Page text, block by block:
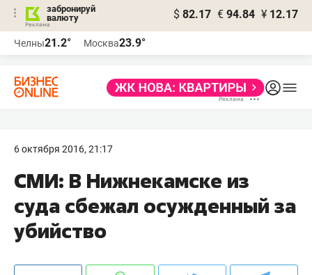
забронируй
валюту
$ 82.17 € 94.84 ¥ 12.17
Челны21.2° Москва23.9°
6 октября 2016, 21:17
СМИ: В Нижнекамске из
суда сбежал осужденный за
убийство